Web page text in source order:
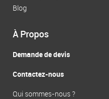
Blog
À Propos
Demande de devis
Contactez-nous
Qui sommes-nous ?